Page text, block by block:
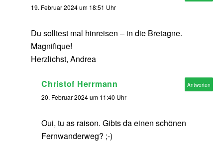
19. Februar 2024 um 18:51 Uhr
Du solltest mal hinreisen – in die Bretagne.
Magnifique!
Herzlichst, Andrea
Christof Herrmann
20. Februar 2024 um 11:40 Uhr
Oui, tu as raison. Gibts da einen schönen
Fernwanderweg? ;-)
Antworten